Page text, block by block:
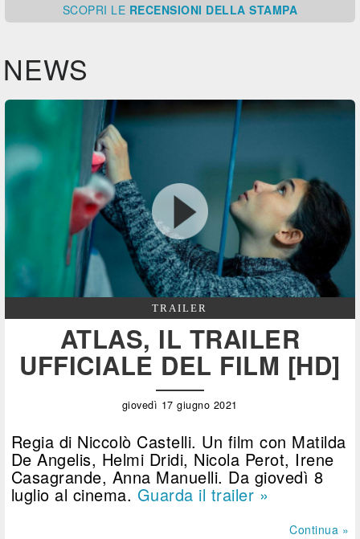
SCOPRI LE RECENSIONI DELLA STAMPA
NEWS
TRAILER
ATLAS, IL TRAILER
UFFICIALE DEL FILM [HD]
giovedì 17 giugno 2021
Regia di Niccolò Castelli. Un film con Matilda
De Angelis, Helmi Dridi, Nicola Perot, Irene
Casagrande, Anna Manuelli. Da giovedì 8
luglio al cinema. Guarda il trailer »
Continua »